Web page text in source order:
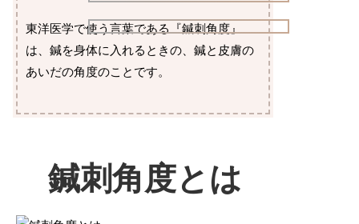
東洋医学で使う言葉である『鍼刺角度』
は、鍼を身体に入れるときの、鍼と皮膚の
あいだの角度のことです。
鍼刺角度とは